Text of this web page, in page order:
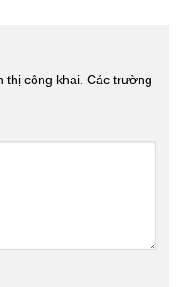
thị công khai. Các trường